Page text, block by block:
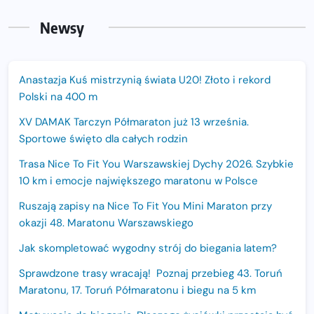
Newsy
Anastazja Kuś mistrzynią świata U20! Złoto i rekord
Polski na 400 m
XV DAMAK Tarczyn Półmaraton już 13 września.
Sportowe święto dla całych rodzin
Trasa Nice To Fit You Warszawskiej Dychy 2026. Szybkie
10 km i emocje największego maratonu w Polsce
Ruszają zapisy na Nice To Fit You Mini Maraton przy
okazji 48. Maratonu Warszawskiego
Jak skompletować wygodny strój do biegania latem?
Sprawdzone trasy wracają! Poznaj przebieg 43. Toruń
Maratonu, 17. Toruń Półmaratonu i biegu na 5 km